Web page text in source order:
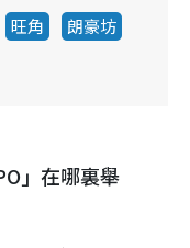
旺角 朗豪坊
」在哪裏舉